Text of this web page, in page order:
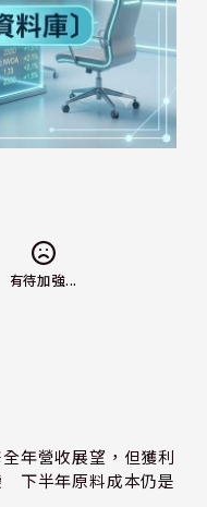
有待加強...
年營收展望，但獲利
下半年原料成本仍是